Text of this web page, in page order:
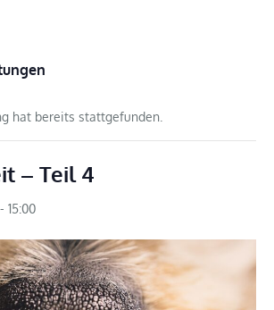
hat bereits stattgefunden.
– Teil 4
- 15:00